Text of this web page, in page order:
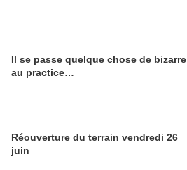
Il se passe quelque chose de bizarre
au practice…
Réouverture du terrain vendredi 26
juin